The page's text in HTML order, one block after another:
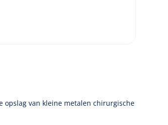
opslag van kleine metalen chirurgische